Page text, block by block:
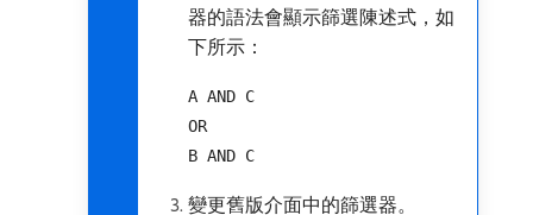
器的語法會顯示篩選陳述式，如
下所示：
A AND C
OR
B AND C
變更舊版介面中的篩選器。